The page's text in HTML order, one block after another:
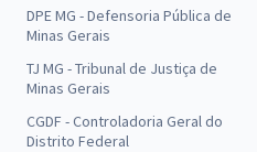
DPE MG - Defensoria Pública de
Minas Gerais
TJ MG - Tribunal de Justiça de
Minas Gerais
CGDF - Controladoria Geral do
Distrito Federal